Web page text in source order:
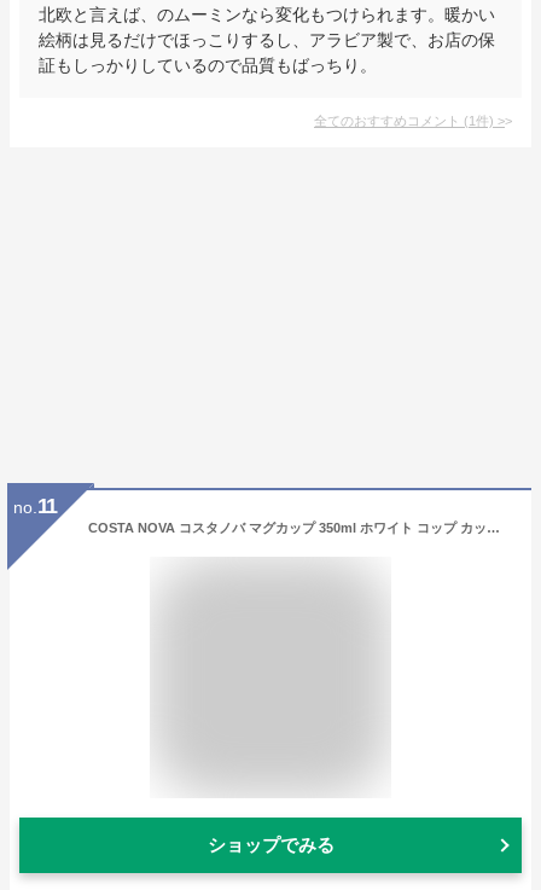
北欧と言えば、のムーミンなら変化もつけられます。暖かい
絵柄は見るだけでほっこりするし、アラビア製で、お店の保
証もしっかりしているので品質もばっちり。
全てのおすすめコメント (1件) >
no. 11
COSTA NOVA コスタノバ マグカップ 350ml ホワイト コップ カップ グラス 北欧食器 おしゃれ インテリア雑貨 北欧テイスト キッチン かわいい 陶器 洋食器 ギフト プレゼント 耐熱 食洗機 電子レンジ 新生活 敬老 パーティー おうち時間【あす楽対応】
ショップでみる